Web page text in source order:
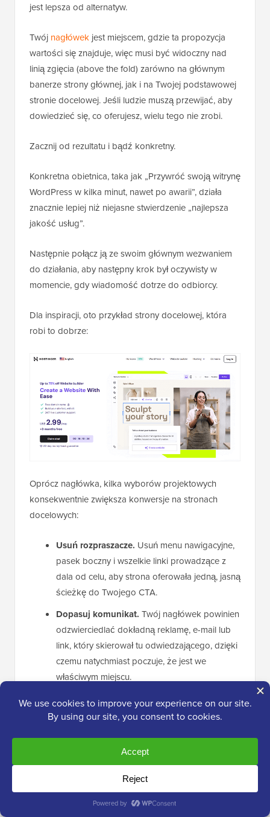
jest lepsza od alternatyw.
Twój nagłówek jest miejscem, gdzie ta propozycja
wartości się znajduje, więc musi być widoczny nad
linią zgięcia (above the fold) zarówno na głównym
banerze strony głównej, jak i na Twojej podstawowej
stronie docelowej. Jeśli ludzie muszą przewijać, aby
dowiedzieć się, co oferujesz, wielu tego nie zrobi.
Zacznij od rezultatu i bądź konkretny.
Konkretna obietnica, taka jak „Przywróć swoją witrynę
WordPress w kilka minut, nawet po awarii”, działa
znacznie lepiej niż niejasne stwierdzenie „najlepsza
jakość usług”.
Następnie połącz ją ze swoim głównym wezwaniem
do działania, aby następny krok był oczywisty w
momencie, gdy wiadomość dotrze do odbiorcy.
Dla inspiracji, oto przykład strony docelowej, która
robi to dobrze:
Oprócz nagłówka, kilka wyborów projektowych
konsekwentnie zwiększa konwersje na stronach
docelowych:
Usuń rozpraszacze. Usuń menu nawigacyjne,
pasek boczny i wszelkie linki prowadzące z
dala od celu, aby strona oferowała jedną, jasną
ścieżkę do Twojego CTA.
Dopasuj komunikat. Twój nagłówek powinien
odzwierciedlać dokładną reklamę, e-mail lub
link, który skierował tu odwiedzającego, dzięki
czemu natychmiast poczuje, że jest we
właściwym miejscu.
Umieśćdowód społecznyobok CTA.
Referencja, ocena gwiazdkowa, liczba klientów
uspokaja ludzi w momencie podejmowania
Powtórz swoje wezwanie do działania.
dłuższej stronie powtarzaj to samo CTA co